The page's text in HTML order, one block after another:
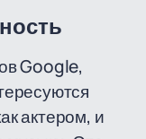
Google,
актером, и